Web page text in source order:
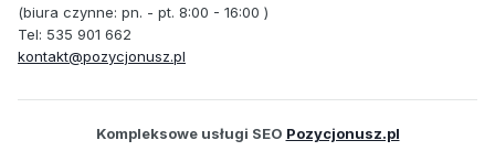
(biura czynne: pn. - pt. 8:00 - 16:00 )
Tel: 535 901 662
kontakt@pozycjonusz.pl
Kompleksowe usługi SEO Pozycjonusz.pl